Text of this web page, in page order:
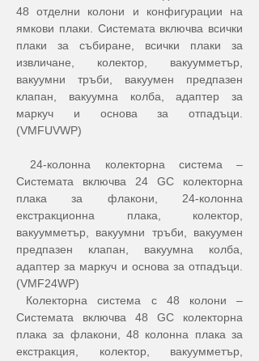
48 отделни колони и конфигурации на
ямкови плаки. Системата включва всички
плаки за събиране, всички плаки за
извличане, колектор, вакуумметър,
вакуумни тръби, вакуумен предпазен
клапан, вакуумна колба, адаптер за
маркуч и основа за отпадъци.
(VMFUVWP)
Системата включва 24 GC колекторна
плака за флакони, 24-колонна
екстракционна плака, колектор,
вакуумметър, вакуумни тръби, вакуумен
предпазен клапан, вакуумна колба,
адаптер за маркуч и основа за отпадъци.
(VMF24WP)
Системата включва 48 GC колекторна
плака за флакони, 48 колонна плака за
екстракция, колектор, вакуумметър,